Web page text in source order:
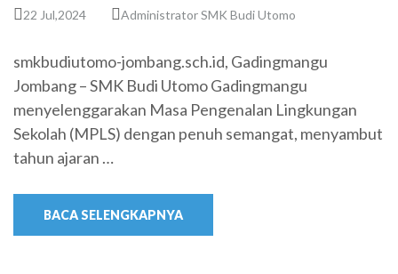
22 Jul,2024 Administrator SMK Budi Utomo
smkbudiutomo-jombang.sch.id, Gadingmangu
Jombang – SMK Budi Utomo Gadingmangu
menyelenggarakan Masa Pengenalan Lingkungan
Sekolah (MPLS) dengan penuh semangat, menyambut
tahun ajaran …
BACA SELENGKAPNYA